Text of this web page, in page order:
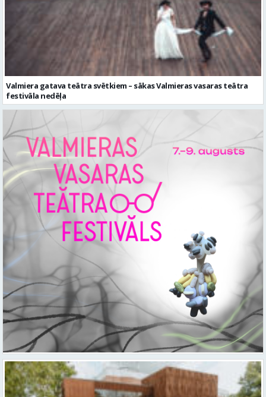
Valmiera gatava teātra svētkiem – sākas Valmieras vasaras teātra
festivāla nedēļa